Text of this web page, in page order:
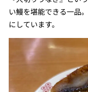
い鰻を堪能できる一品
にしています。